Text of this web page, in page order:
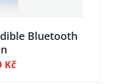
Bluetooth
Kč